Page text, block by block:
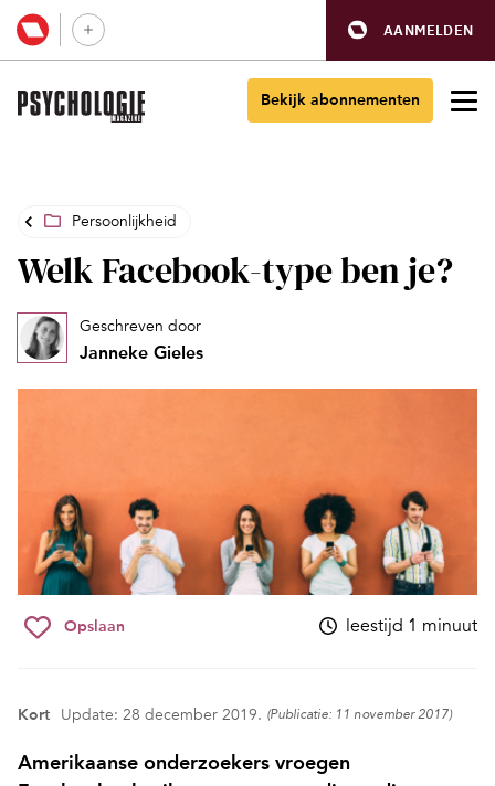
AANMELDEN
Bekijk abonnementen
Persoonlijkheid
Welk Facebook-type ben je?
Geschreven door
Janneke Gieles
Opslaan leestijd 1 minuut
Kort Update: 28 december 2019. (Publicatie: 11 november 2017)
Amerikaanse onderzoekers vroegen